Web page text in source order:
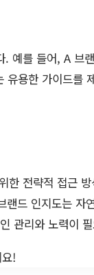
예를 들어, A 브
용한 가이드를
한 전략적 접근
드 인지도는 자
관리와 노력이
!